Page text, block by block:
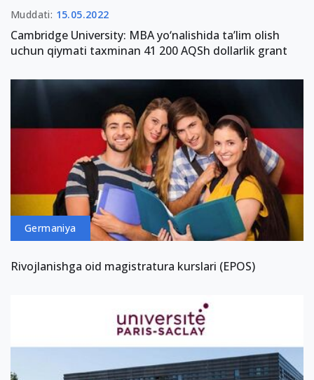
Muddati: 15.05.2022
Cambridge University: MBA yo‘nalishida ta’lim olish
uchun qiymati taxminan 41 200 AQSh dollarlik grant
Germaniya
Rivojlanishga oid magistratura kurslari (EPOS)